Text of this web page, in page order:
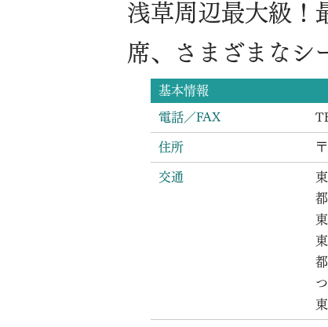
浅草周辺最大級！
席、さまざまなシ
基本情報
電話／FAX
住所
交通